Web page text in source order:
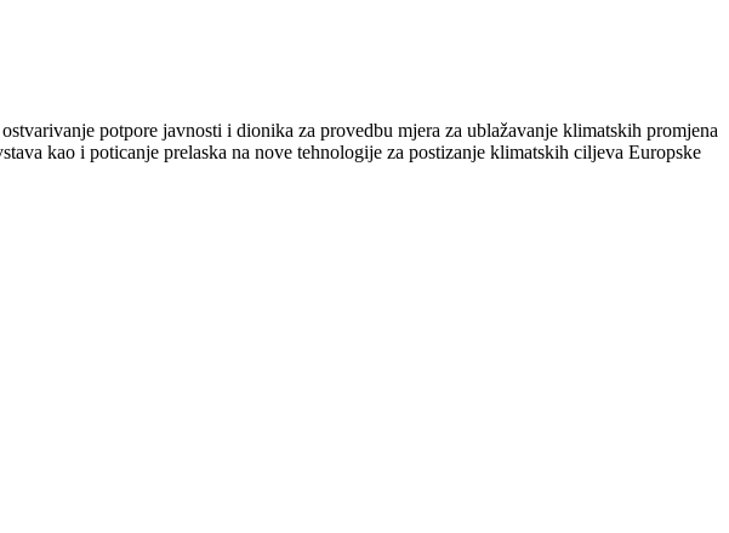
potpore javnosti i dionika za provedbu mjera za ublažavanje klimatskih promjena
kao i poticanje prelaska na nove tehnologije za postizanje klimatskih ciljeva Europske